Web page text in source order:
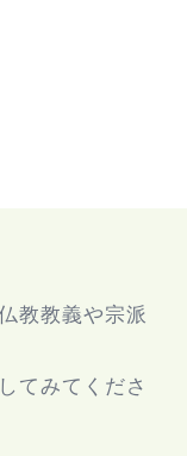
教教義や宗派
てみてくださ